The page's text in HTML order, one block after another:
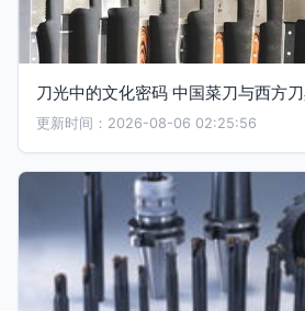
刀光中的文化密码 中国菜刀与西方
更新时间：2026-08-06 02:25:56